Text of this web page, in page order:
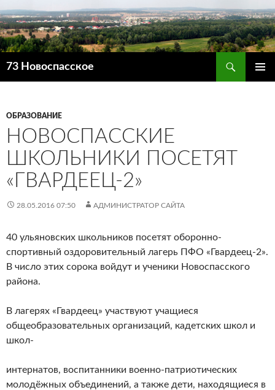
73 Новоспасское
ОБРАЗОВАНИЕ
НОВОСПАССКИЕ
ШКОЛЬНИКИ ПОСЕТЯТ
«ГВАРДЕЕЦ-2»
28.05.2016 07:50 АДМИНИСТРАТОР САЙТА
40 ульяновских школьников посетят оборонно-
спортивный оздоровительный лагерь ПФО «Гвардеец-2».
В число этих сорока войдут и ученики Новоспасского
района.
В лагерях «Гвардеец» участвуют учащиеся
общеобразовательных организаций, кадетских школ и
школ-
интернатов, воспитанники военно-патриотических
молодёжных объединений, а также дети, находящиеся в